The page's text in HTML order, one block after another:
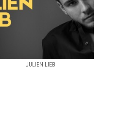
JULIEN LIEB